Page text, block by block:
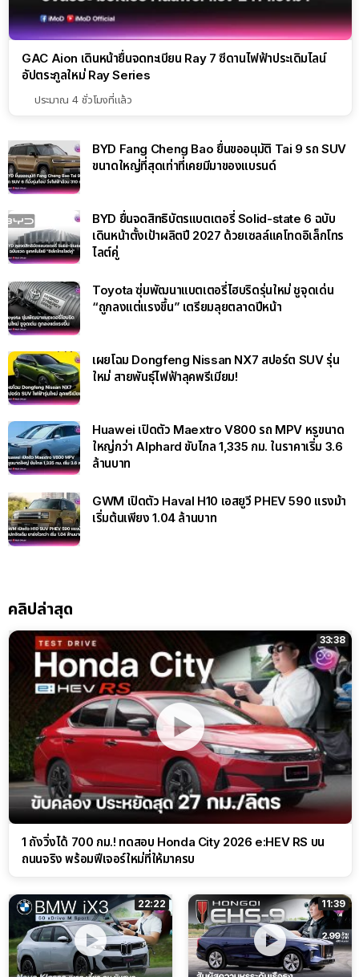
GAC Aion เดินหน้ายื่นจดทะเบียน Ray 7 ซีดานไฟฟ้าประเดิมไลน์
อัปตระกูลใหม่ Ray Series
ประมาณ 4 ชั่วโมงที่แล้ว
BYD Fang Cheng Bao ยื่นขออนุมัติ Tai 9 รถ SUV
ขนาดใหญ่ที่สุดเท่าที่เคยมีมาของแบรนด์
BYD ยื่นจดสิทธิบัตรแบตเตอรี่ Solid-state 6 ฉบับ
เดินหน้าตั้งเป้าผลิตปี 2027 ด้วยเซลล์แคโทดอิเล็กโทร
ไลต์คู่
Toyota ซุ่มพัฒนาแบตเตอรี่ไฮบริดรุ่นใหม่ ชูจุดเด่น
“ถูกลงแต่แรงขึ้น” เตรียมลุยตลาดปีหน้า
เผยโฉม Dongfeng Nissan NX7 สปอร์ต SUV รุ่น
ใหม่ สายพันธุ์ไฟฟ้าลุคพรีเมียม!
Huawei เปิดตัว Maextro V800 รถ MPV หรูขนาด
ใหญ่กว่า Alphard ขับไกล 1,335 กม. ในราคาเริ่ม 3.6
ล้านบาท
GWM เปิดตัว Haval H10 เอสยูวี PHEV 590 แรงม้า
เริ่มต้นเพียง 1.04 ล้านบาท
คลิปล่าสุด
33:38
1 ถังวิ่งได้ 700 กม.! ทดสอบ Honda City 2026 e:HEV RS บน
ถนนจริง พร้อมฟีเจอร์ใหม่ที่ให้มาครบ
22:22 11:39